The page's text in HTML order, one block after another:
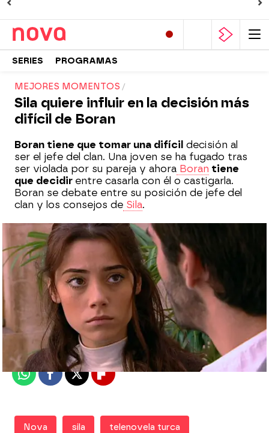
SERIES PROGRAMAS
MEJORES MOMENTOS
Sila quiere influir en la decisión más
difícil de Boran
Boran tiene que tomar una difícil decisión al
ser el jefe del clan. Una joven se ha fugado tras
ser violada por su pareja y ahora Boran tiene
que decidir entre casarla con él o castigarla.
Boran se debate entre su posición de jefe del
clan y los consejos de Sila.
Nova
Madrid
Publicado: 19 de diciembre de 2018, 21:19
WhatsappFacebook
X Flipboard
Nova sila telenovela turca